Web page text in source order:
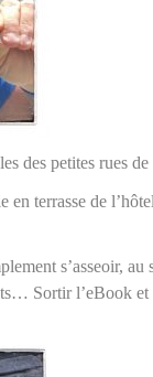
des petites rues
en terrasse de
s’asseoir,
Sortir l’eBook